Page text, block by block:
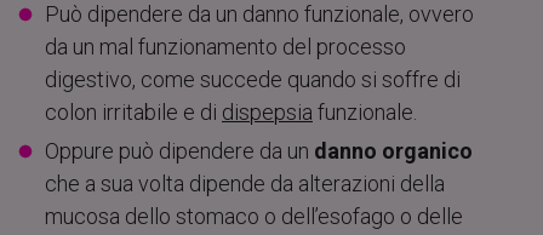
Può dipendere da un danno funzionale, ovvero
da un mal funzionamento del processo
digestivo, come succede quando si soffre di
colon irritabile e di dispepsia funzionale.
Oppure può dipendere da un danno organico
che a sua volta dipende da alterazioni della
mucosa dello stomaco o dell’esofago o delle